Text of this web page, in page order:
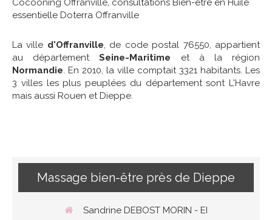
Cocooning Offranville, consultations Bien-être en Huile
essentielle Doterra Offranville
La ville d'Offranville, de code postal 76550, appartient
au départementSeine-Maritime et à la région
Normandie. En 2010, la ville comptait 3321 habitants. Les
3 villes les plus peuplées du département sont L'Havre
mais aussi Rouen et Dieppe.
Massage bien-être près de Dieppe
Sandrine DEBOST MORIN - EI